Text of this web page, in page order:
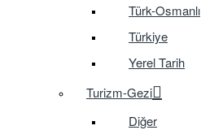
Türk-Osmanlı
Türkiye
Yerel Tarih
Turizm-Gezi
Diğer